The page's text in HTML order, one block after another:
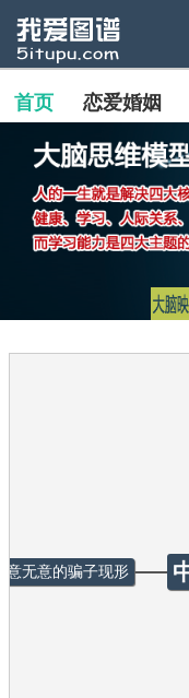
首页 恋爱婚姻
意无意的骗子现形